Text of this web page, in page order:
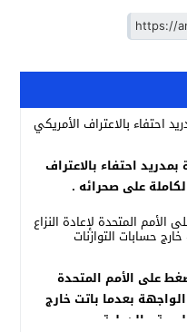
احتفاء بالاعتراف
على صحرائه .
على الأمم المتحدة
بعدما باتت خارج
والدولية .